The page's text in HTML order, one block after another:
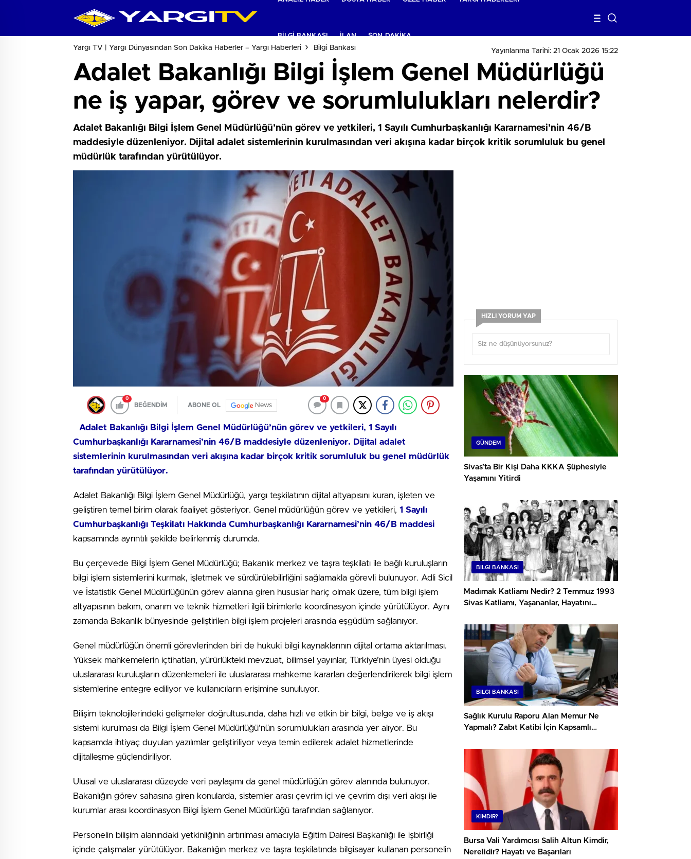
BILGI BANKASI İLAN SON DAKIKA
Yargı TV | Yargı Dünyasından Son Dakika Haberler – Yargı Haberleri Bilgi Bankası Yayınlanma Tarihi: 21 Ocak 2026 15:22
Adalet Bakanlığı Bilgi İşlem Genel Müdürlüğü
ne iş yapar, görev ve sorumlulukları nelerdir?
Adalet Bakanlığı Bilgi İşlem Genel Müdürlüğü’nün görev ve yetkileri, 1 Sayılı Cumhurbaşkanlığı Kararnamesi’nin 46/B
maddesiyle düzenleniyor. Dijital adalet sistemlerinin kurulmasından veri akışına kadar birçok kritik sorumluluk bu genel
müdürlük tarafından yürütülüyor.
0
BEĞENDİM ABONE OL News
0
Adalet Bakanlığı Bilgi İşlem Genel Müdürlüğü’nün görev ve yetkileri, 1 Sayılı
Cumhurbaşkanlığı Kararnamesi’nin 46/B maddesiyle düzenleniyor. Dijital adalet
sistemlerinin kurulmasından veri akışına kadar birçok kritik sorumluluk bu genel müdürlük
tarafından yürütülüyor.
Adalet Bakanlığı Bilgi İşlem Genel Müdürlüğü, yargı teşkilatının dijital altyapısını kuran, işleten ve
geliştiren temel birim olarak faaliyet gösteriyor. Genel müdürlüğün görev ve yetkileri, 1 Sayılı
Cumhurbaşkanlığı Teşkilatı Hakkında Cumhurbaşkanlığı Kararnamesi’nin 46/B maddesi
kapsamında ayrıntılı şekilde belirlenmiş durumda.
Bu çerçevede Bilgi İşlem Genel Müdürlüğü; Bakanlık merkez ve taşra teşkilatı ile bağlı kuruluşların
bilgi işlem sistemlerini kurmak, işletmek ve sürdürülebilirliğini sağlamakla görevli bulunuyor. Adli Sicil
ve İstatistik Genel Müdürlüğünün görev alanına giren hususlar hariç olmak üzere, tüm bilgi işlem
altyapısının bakım, onarım ve teknik hizmetleri ilgili birimlerle koordinasyon içinde yürütülüyor. Aynı
zamanda Bakanlık bünyesinde geliştirilen bilgi işlem projeleri arasında eşgüdüm sağlanıyor.
Genel müdürlüğün önemli görevlerinden biri de hukuki bilgi kaynaklarının dijital ortama aktarılması.
Yüksek mahkemelerin içtihatları, yürürlükteki mevzuat, bilimsel yayınlar, Türkiye’nin üyesi olduğu
uluslararası kuruluşların düzenlemeleri ile uluslararası mahkeme kararları değerlendirilerek bilgi işlem
sistemlerine entegre ediliyor ve kullanıcıların erişimine sunuluyor.
Bilişim teknolojilerindeki gelişmeler doğrultusunda, daha hızlı ve etkin bir bilgi, belge ve iş akışı
sistemi kurulması da Bilgi İşlem Genel Müdürlüğü’nün sorumlulukları arasında yer alıyor. Bu
kapsamda ihtiyaç duyulan yazılımlar geliştiriliyor veya temin edilerek adalet hizmetlerinde
dijitalleşme güçlendiriliyor.
Ulusal ve uluslararası düzeyde veri paylaşımı da genel müdürlüğün görev alanında bulunuyor.
Bakanlığın görev sahasına giren konularda, sistemler arası çevrim içi ve çevrim dışı veri akışı ile
kurumlar arası koordinasyon Bilgi İşlem Genel Müdürlüğü tarafından sağlanıyor.
Personelin bilişim alanındaki yetkinliğinin artırılması amacıyla Eğitim Dairesi Başkanlığı ile işbirliği
içinde çalışmalar yürütülüyor. Bakanlığın merkez ve taşra teşkilatında bilgisayar kullanan personelin
HIZLI YORUM YAP
GÜNDEM
Sivas’ta Bir Kişi Daha KKKA Şüphesiyle
Yaşamını Yitirdi
BILGI BANKASI
Madımak Katliamı Nedir? 2 Temmuz 1993
Sivas Katliamı, Yaşananlar, Hayatını
BILGI BANKASI
Sağlık Kurulu Raporu Alan Memur Ne
Yapmalı? Zabıt Katibi İçin Kapsamlı
KIMDIR?
Bursa Vali Yardımcısı Salih Altun Kimdir,
Nerelidir? Hayatı ve Başarıları